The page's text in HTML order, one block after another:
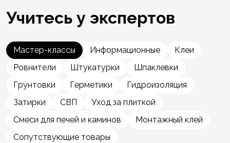
Учитесь у экспертов
Мастер-классы Информационные
Клеи
Ровнители
Штукатурки
Шпаклевки
Грунтовки
Герметики
Гидроизоляция
Затирки
СВП
Уход за плиткой
Смеси для печей и каминов
Монтажный клей
Сопутствующие товары